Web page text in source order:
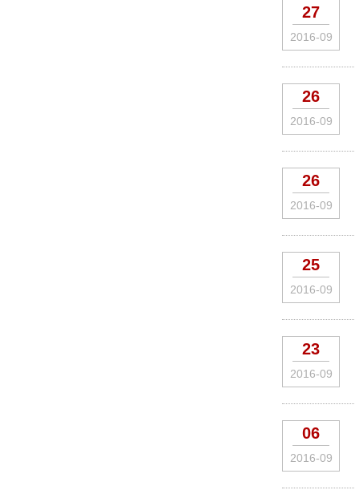
27
2016-09
26
2016-09
26
2016-09
25
2016-09
23
2016-09
06
2016-09